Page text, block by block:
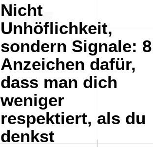
Nicht
Unhöflichkeit,
sondern Signale: 8
Anzeichen dafür,
dass man dich
weniger
respektiert, als du
denkst